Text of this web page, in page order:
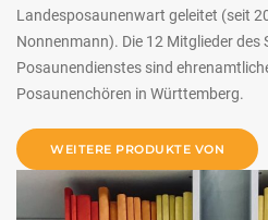
Landesposaunenwart geleitet (seit
Nonnenmann). Die 12 Mitglieder des
Posaunendienstes sind
Posaunenchören in Württemberg.
WEITERE PRODUKTE VON